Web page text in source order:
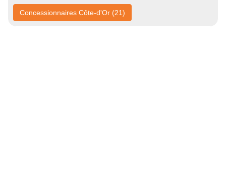
Concessionnaires Côte-d'Or (21)